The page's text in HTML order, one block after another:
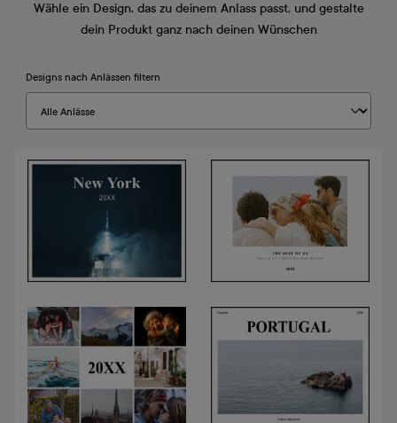
Wähle ein Design, das zu deinem Anlass passt, und gestalte
dein Produkt ganz nach deinen Wünschen
Designs nach Anlässen filtern